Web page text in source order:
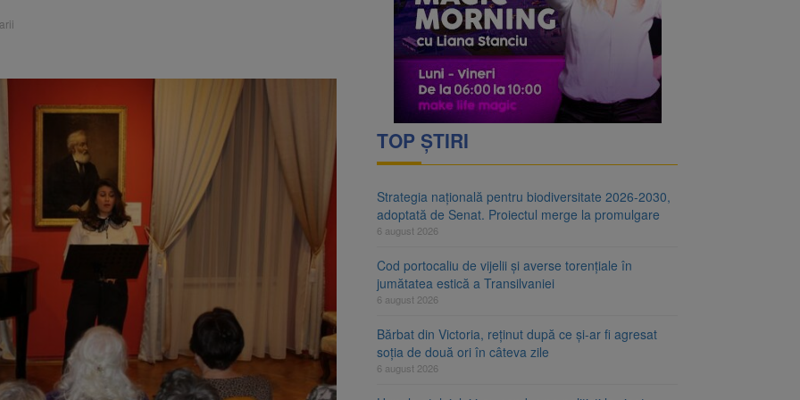
analizează dosarul lui Călin Georgescu și Horațiu Potra. Judecătorii decid dacă începe
națională pentru biodiversitate 2026-2030, adoptată de Senat. Proiectul merge la promulgare
TOP ȘTIRI
Strategia națională pentru biodiversitate 2026-2030,
adoptată de Senat. Proiectul merge la promulgare
6 august 2026
Cod portocaliu de vijelii și averse torențiale în
jumătatea estică a Transilvaniei
6 august 2026
Bărbat din Victoria, reținut după ce și-ar fi agresat
soția de două ori în câteva zile
6 august 2026